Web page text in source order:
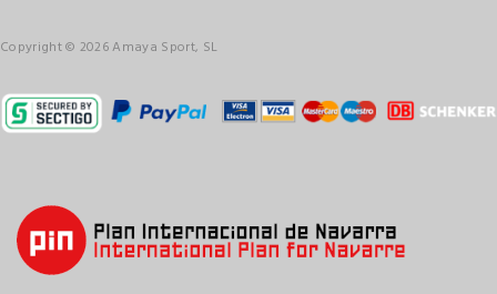
Copyright © 2026 Amaya Sport, SL